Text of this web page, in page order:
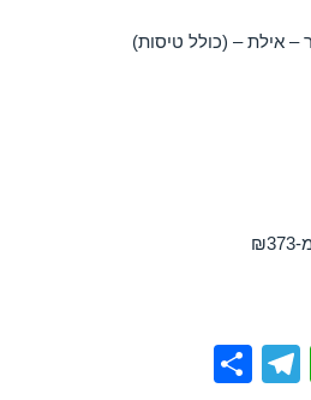
– אילת – (כולל טיסות)
קיסר פרימייר – אילת 27/03/2018
W
T